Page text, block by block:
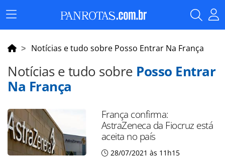
Menu
Principal
Notícias e tudo sobre Posso Entrar Na França
Notícias e tudo sobre Posso Entrar
Na França
França confirma:
AstraZeneca da Fiocruz está
aceita no país
28/07/2021 às 11h15